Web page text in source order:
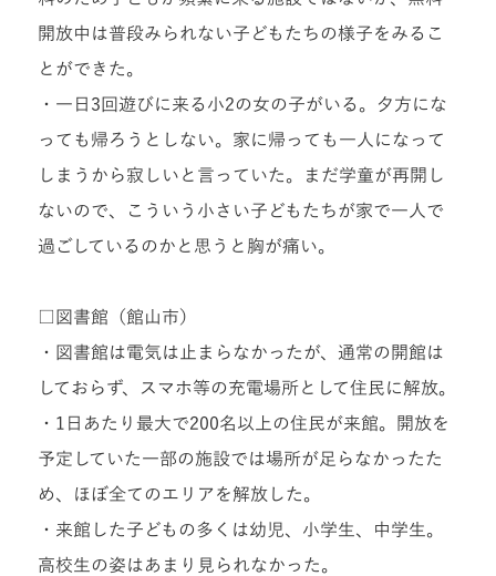
開放中は普段みられない子どもたちの様子をみるこ
とができた。
・一日3回遊びに来る小2の女の子がいる。夕方にな
っても帰ろうとしない。家に帰っても一人になって
しまうから寂しいと言っていた。まだ学童が再開し
ないので、こういう小さい子どもたちが家で一人で
過ごしているのかと思うと胸が痛い。
□図書館（館山市）
・図書館は電気は止まらなかったが、通常の開館は
しておらず、スマホ等の充電場所として住民に解放。
・1日あたり最大で200名以上の住民が来館。開放を
予定していた一部の施設では場所が足らなかったた
め、ほぼ全てのエリアを解放した。
・来館した子どもの多くは幼児、小学生、中学生。
高校生の姿はあまり見られなかった。